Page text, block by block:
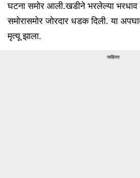
घटना समोर आली.खडीने भरलेल्या
समोरासमोर जोरदार धडक दिली. या
मृत्यू झाला.
जाहिरात